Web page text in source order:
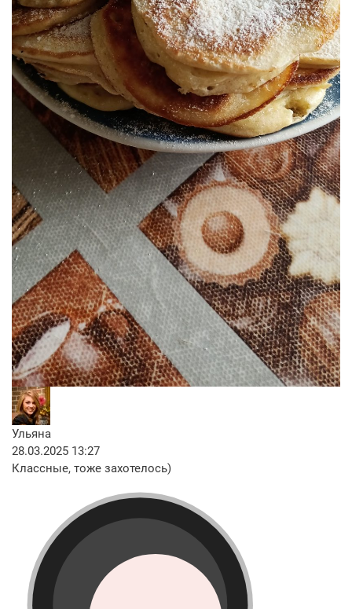
Ульяна
28.03.2025 13:27
Классные, тоже захотелось)